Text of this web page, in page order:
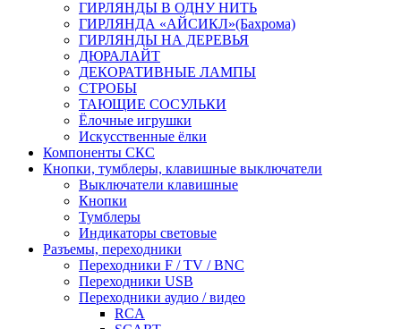
ГИРЛЯНДЫ В ОДНУ НИТЬ
ГИРЛЯНДА «АЙСИКЛ»(Бахрома)
ГИРЛЯНДЫ НА ДЕРЕВЬЯ
ДЮРАЛАЙТ
ДЕКОРАТИВНЫЕ ЛАМПЫ
СТРОБЫ
ТАЮЩИЕ СОСУЛЬКИ
Ёлочные игрушки
Искусственные ёлки
Компоненты СКС
Кнопки, тумблеры, клавишные выключатели
Выключатели клавишные
Кнопки
Тумблеры
Индикаторы световые
Разъемы, переходники
Переходники F / TV / BNC
Переходники USB
Переходники аудио / видео
RCA